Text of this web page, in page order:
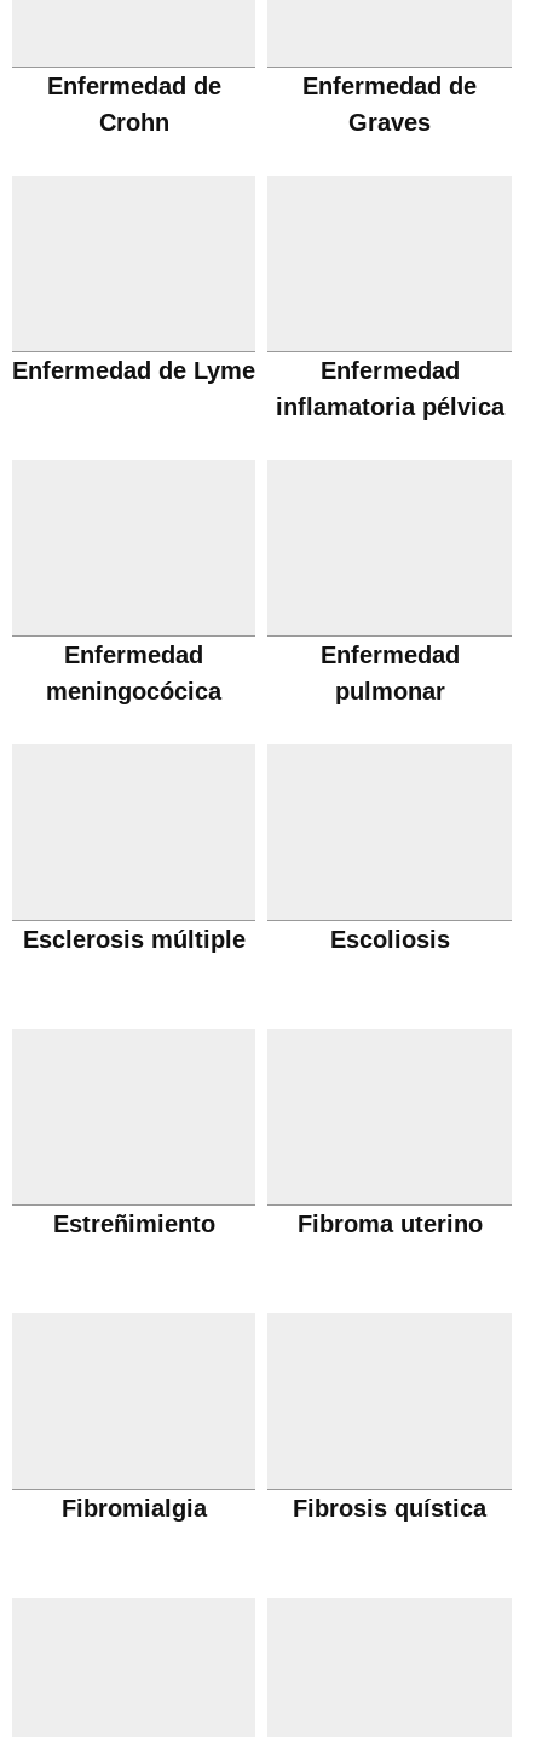
Enfermedad de
Crohn
Enfermedad de
Graves
Enfermedad de Lyme
Enfermedad
inflamatoria pélvica
Enfermedad
meningocócica
Enfermedad
pulmonar
Esclerosis múltiple Escoliosis
Estreñimiento Fibroma uterino
Fibromialgia Fibrosis quística